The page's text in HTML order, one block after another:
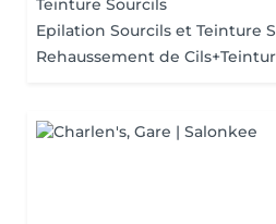
Teinture Sourcils
Epilation Sourcils et Teinture
Rehaussement de